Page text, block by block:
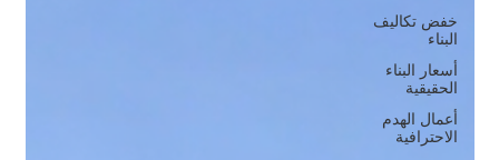
خفض تكاليف
البناء
أسعار البناء
الحقيقية
أعمال الهدم
الاحترافية